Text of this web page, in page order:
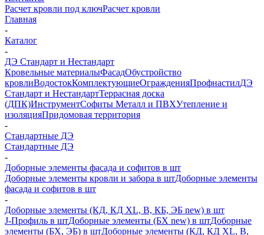
Расчет кровли под ключРасчет кровли
Главная
-
Каталог
-
ДЭ Стандарт и Нестандарт
Кровельные материалыФасадОбустройство
кровлиВодостокКомплектующиеОгражденияПрофнастилДЭ
Стандарт и НестандартТеррасная доска
(ДПК)ИнструментСофиты Металл и ПВХУтепление и
изоляцияПридомовая территория
-
Стандартные ДЭ
Стандартные ДЭ
-
Доборные элементы фасада и софитов в шт
Доборные элементы кровли и забора в штДоборные элементы
фасада и софитов в шт
-
Доборные элементы (КД, КД XL, В, КБ, ЭБ new) в шт
J-Профиль в штДоборные элементы (БХ new) в штДоборные
элементы (БХ, ЭБ) в штДоборные элементы (КД, КД XL, В,